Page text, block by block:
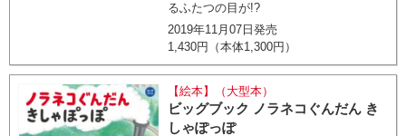
るふたつの目が!?
2019年11月07日発売
1,430円（本体1,300円）
【絵本】（大型本）
ビッグブック ノラネコぐんだん き
しゃぽっぽ